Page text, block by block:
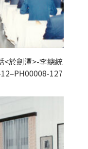
於劍潭>-李總統
127